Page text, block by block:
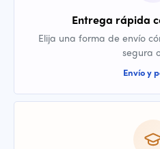
Entrega rápida
Elija una forma de envío
segura
Envío y